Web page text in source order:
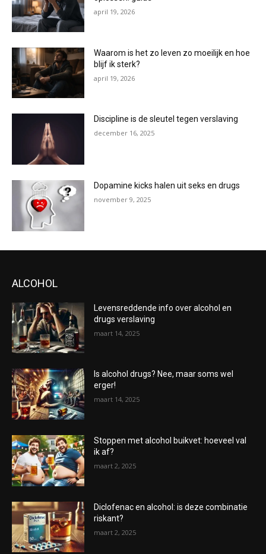
april 19, 2026
Waarom is het zo leven zo moeilijk en hoe
blijf ik sterk?
april 19, 2026
Discipline is de sleutel tegen verslaving
december 16, 2025
Dopamine kicks halen uit seks en drugs
november 9, 2025
ALCOHOL
Levensreddende info over alcohol en
drugs verslaving
maart 14, 2025
Is alcohol drugs? Nee, maar soms wel
erger!
maart 14, 2025
Stoppen met alcohol buikvet: hoeveel val
ik af?
maart 2, 2025
Diclofenac en alcohol: is deze combinatie
riskant?
maart 2, 2025